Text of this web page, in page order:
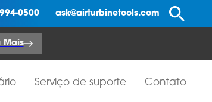
0500 ask@airturbinetools.com
Mais
Serviço de suporte Contato